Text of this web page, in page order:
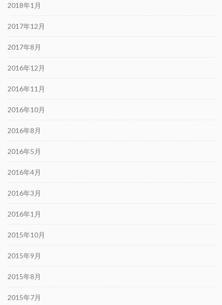
2018年1月
2017年12月
2017年8月
2016年12月
2016年11月
2016年10月
2016年8月
2016年5月
2016年4月
2016年3月
2016年1月
2015年10月
2015年9月
2015年8月
2015年7月